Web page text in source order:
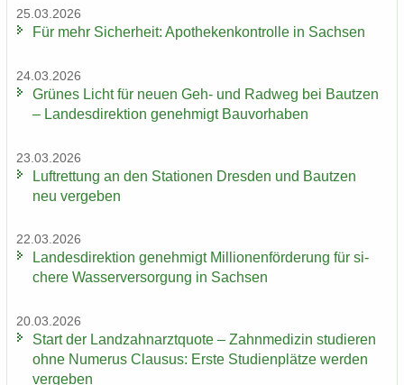
25.03.2026
Für mehr Si­cher­heit: Apo­the­ken­kon­trol­le in Sach­sen
24.03.2026
Grü­nes Licht für neuen Geh- und Rad­weg bei Baut­zen
– Lan­des­di­rek­ti­on ge­neh­migt Bau­vor­ha­ben
23.03.2026
Luft­ret­tung an den Sta­tio­nen Dres­den und Baut­zen
neu ver­ge­ben
22.03.2026
Lan­des­di­rek­ti­on ge­neh­migt Mil­lio­nen­för­de­rung für si­
che­re Was­ser­ver­sor­gung in Sach­sen
20.03.2026
Start der Land­zahn­arzt­quo­te – Zahn­me­di­zin stu­die­ren
ohne Nu­me­rus Clau­sus: Erste Stu­di­en­plät­ze wer­den
ver­ge­ben